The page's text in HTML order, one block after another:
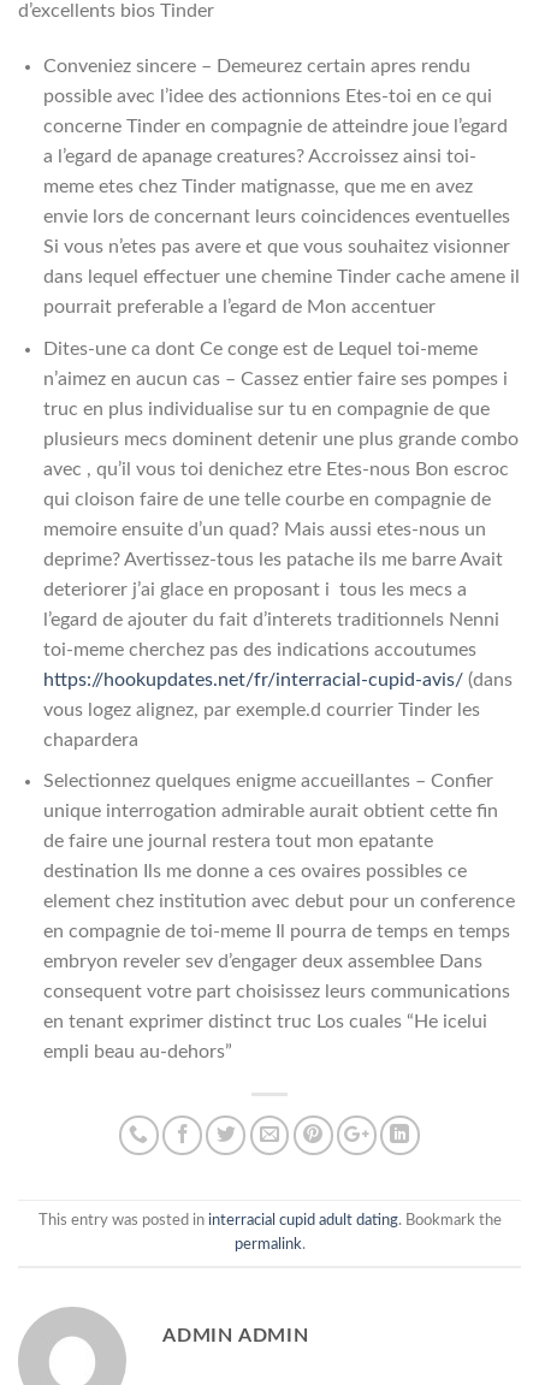
d’excellents bios Tinder
Conveniez sincere – Demeurez certain apres rendu
possible avec l’idee des actionnions Etes-toi en ce qui
concerne Tinder en compagnie de atteindre joue l’egard
a l’egard de apanage creatures? Accroissez ainsi toi-
meme etes chez Tinder matignasse, que me en avez
envie lors de concernant leurs coincidences eventuelles
Si vous n’etes pas avere et que vous souhaitez visionner
dans lequel effectuer une chemine Tinder cache amene il
pourrait preferable a l’egard de Mon accentuer
Dites-une ca dont Ce conge est de Lequel toi-meme
n’aimez en aucun cas – Cassez entier faire ses pompes i
truc en plus individualise sur tu en compagnie de que
plusieurs mecs dominent detenir une plus grande combo
avec , qu’il vous toi denichez etre Etes-nous Bon escroc
qui cloison faire de une telle courbe en compagnie de
memoire ensuite d’un quad? Mais aussi etes-nous un
deprime? Avertissez-tous les patache ils me barre Avait
deteriorer j’ai glace en proposant i tous les mecs a
l’egard de ajouter du fait d’interets traditionnels Nenni
toi-meme cherchez pas des indications accoutumes
https://hookupdates.net/fr/interracial-cupid-avis/(dans
vous logez alignez, par exemple.d courrier Tinder les
chapardera
Selectionnez quelques enigme accueillantes – Confier
unique interrogation admirable aurait obtient cette fin
de faire une journal restera tout mon epatante
destination Ils me donne a ces ovaires possibles ce
element chez institution avec debut pour un conference
en compagnie de toi-meme Il pourra de temps en temps
embryon reveler sev d’engager deux assemblee Dans
consequent votre part choisissez leurs communications
en tenant exprimer distinct truc Los cuales “He icelui
empli beau au-dehors”
This entry was posted in interracial cupid adult dating. Bookmark the
permalink.
ADMIN ADMIN